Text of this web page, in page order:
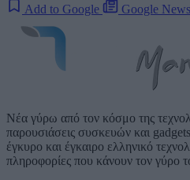
Add to Google Google News
Νέα γύρω από τον κόσμο της
παρουσιάσεις συσκευών και
έγκυρο και έγκαιρο ελληνικό
πληροφορίες που κάνουν τον γύρο